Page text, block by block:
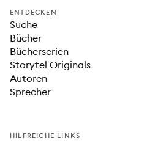
ENTDECKEN
Suche
Bücher
Bücherserien
Storytel Originals
Autoren
Sprecher
HILFREICHE LINKS